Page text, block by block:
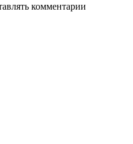
комментарии